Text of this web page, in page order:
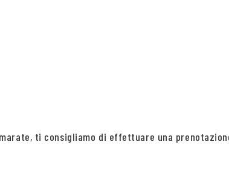
ti consigliamo di effettuare una